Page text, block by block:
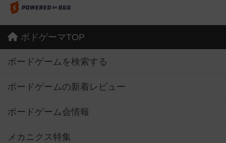
ボドゲーマTOP
ボードゲームを検索する
ボードゲームの新着レビュー
ボードゲーム会情報
メカニクス特集